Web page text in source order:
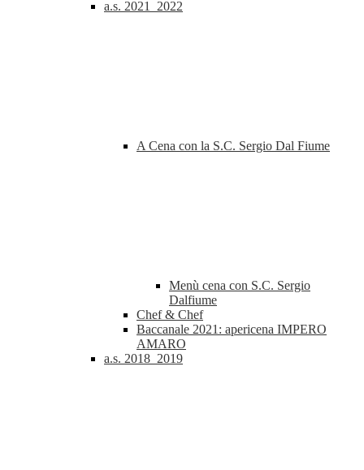
a.s. 2021_2022
A Cena con la S.C. Sergio Dal Fiume
Menù cena con S.C. Sergio
Dalfiume
Chef & Chef
Baccanale 2021: apericena IMPERO
AMARO
a.s. 2018_2019